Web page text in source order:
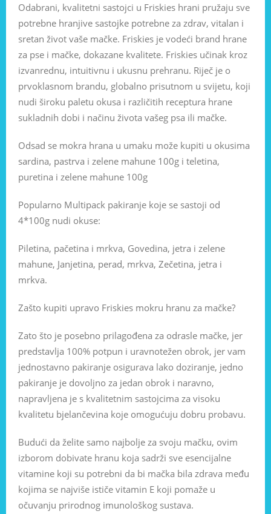
Odabrani, kvalitetni sastojci u Friskies hrani pružaju sve
potrebne hranjive sastojke potrebne za zdrav, vitalan i
sretan život vaše mačke. Friskies je vodeći brand hrane
za pse i mačke, dokazane kvalitete. Friskies učinak kroz
izvanrednu, intuitivnu i ukusnu prehranu. Riječ je o
prvoklasnom brandu, globalno prisutnom u svijetu, koji
nudi široku paletu okusa i različitih receptura hrane
sukladnih dobi i načinu života vašeg psa ili mačke.
Odsad se mokra hrana u umaku može kupiti u okusima
sardina, pastrva i zelene mahune 100g i teletina,
puretina i zelene mahune 100g
Popularno Multipack pakiranje koje se sastoji od
4*100g nudi okuse:
Piletina, pačetina i mrkva, Govedina, jetra i zelene
mahune, Janjetina, perad, mrkva, Zečetina, jetra i
mrkva.
Zašto kupiti upravo Friskies mokru hranu za mačke?
Zato što je posebno prilagođena za odrasle mačke, jer
predstavlja 100% potpun i uravnotežen obrok, jer vam
jednostavno pakiranje osigurava lako doziranje, jedno
pakiranje je dovoljno za jedan obrok i naravno,
napravljena je s kvalitetnim sastojcima za visoku
kvalitetu bjelančevina koje omogućuju dobru probavu.
Budući da želite samo najbolje za svoju mačku, ovim
izborom dobivate hranu koja sadrži sve esencijalne
vitamine koji su potrebni da bi mačka bila zdrava među
kojima se najviše ističe vitamin E koji pomaže u
očuvanju prirodnog imunološkog sustava.